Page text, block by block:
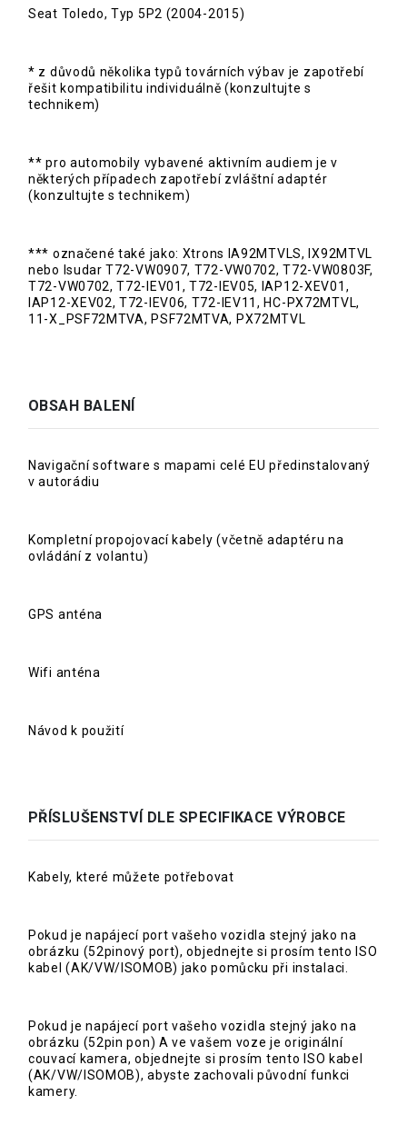
Seat Toledo, Typ 5P2 (2004-2015)
* z důvodů několika typů továrních výbav je zapotřebí
řešit kompatibilitu individuálně (konzultujte s
technikem)
** pro automobily vybavené aktivním audiem je v
některých případech zapotřebí zvláštní adaptér
(konzultujte s technikem)
*** označené také jako: Xtrons IA92MTVLS, IX92MTVL
nebo Isudar T72-VW0907, T72-VW0702, T72-VW0803F,
T72-VW0702, T72-IEV01, T72-IEV05, IAP12-XEV01,
IAP12-XEV02, T72-IEV06, T72-IEV11, HC-PX72MTVL,
11-X_PSF72MTVA, PSF72MTVA, PX72MTVL
OBSAH BALENÍ
Navigační software s mapami celé EU předinstalovaný
v autorádiu
Kompletní propojovací kabely (včetně adaptéru na
ovládání z volantu)
GPS anténa
Wifi anténa
Návod k použití
PŘÍSLUŠENSTVÍ DLE SPECIFIKACE VÝROBCE
Kabely, které můžete potřebovat
Pokud je napájecí port vašeho vozidla stejný jako na
obrázku (52pinový port), objednejte si prosím tento ISO
kabel (AK/VW/ISOMOB) jako pomůcku při instalaci.
Pokud je napájecí port vašeho vozidla stejný jako na
obrázku (52pin pon) A ve vašem voze je originální
couvací kamera, objednejte si prosím tento ISO kabel
(AK/VW/ISOMOB), abyste zachovali původní funkci
kamery.